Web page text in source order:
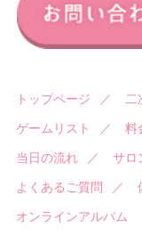
トップページ ／ 二
ゲームリスト ／ 料
当日の流れ ／ サロ
よくあるご質問 ／
オンラインアルバム